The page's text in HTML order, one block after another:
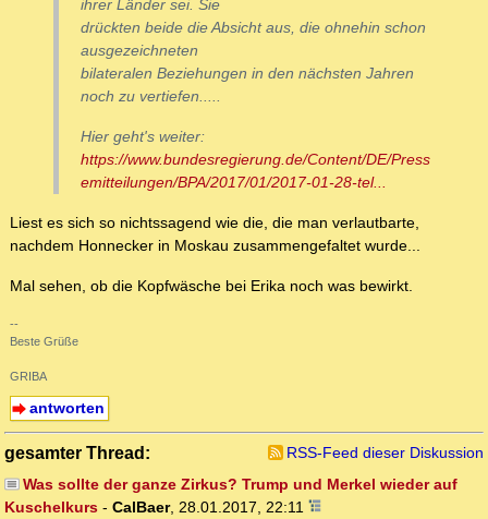
ihrer Länder sei. Sie
drückten beide die Absicht aus, die ohnehin schon
ausgezeichneten
bilateralen Beziehungen in den nächsten Jahren
noch zu vertiefen.....
Hier geht's weiter:
https://www.bundesregierung.de/Content/DE/Press
emitteilungen/BPA/2017/01/2017-01-28-tel...
Liest es sich so nichtssagend wie die, die man verlautbarte,
nachdem Honnecker in Moskau zusammengefaltet wurde...
Mal sehen, ob die Kopfwäsche bei Erika noch was bewirkt.
--
Beste Grüße
GRIBA
antworten
gesamter Thread:
RSS-Feed dieser Diskussion
Was sollte der ganze Zirkus? Trump und Merkel wieder auf
Kuschelkurs - CalBaer, 28.01.2017, 22:11